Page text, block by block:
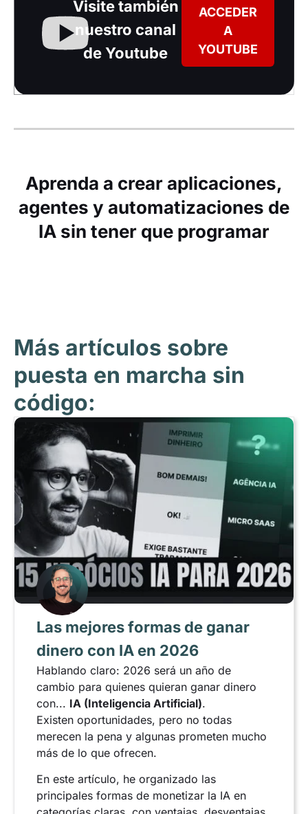
Visite también
nuestro canal
de Youtube
ACCEDER
A
YOUTUBE
Aprenda a crear aplicaciones,
agentes y automatizaciones de
IA sin tener que programar
Más artículos sobre
puesta en marcha sin
código:
Las mejores formas de ganar
dinero con IA en 2026
Hablando claro: 2026 será un año de
cambio para quienes quieran ganar dinero
con... IA (Inteligencia Artificial).
Existen oportunidades, pero no todas
merecen la pena y algunas prometen mucho
más de lo que ofrecen.
En este artículo, he organizado las
principales formas de monetizar la IA en